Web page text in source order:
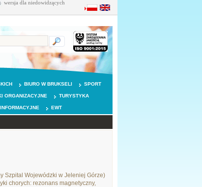
wersja dla niedowidzących
BIURO W BRUKSELI SPORT
ORGANIZACYJNE TURYSTYKA
EWT
Szpital Wojewódzki w Jeleniej Górze)
chorych: rezonans magnetyczny,